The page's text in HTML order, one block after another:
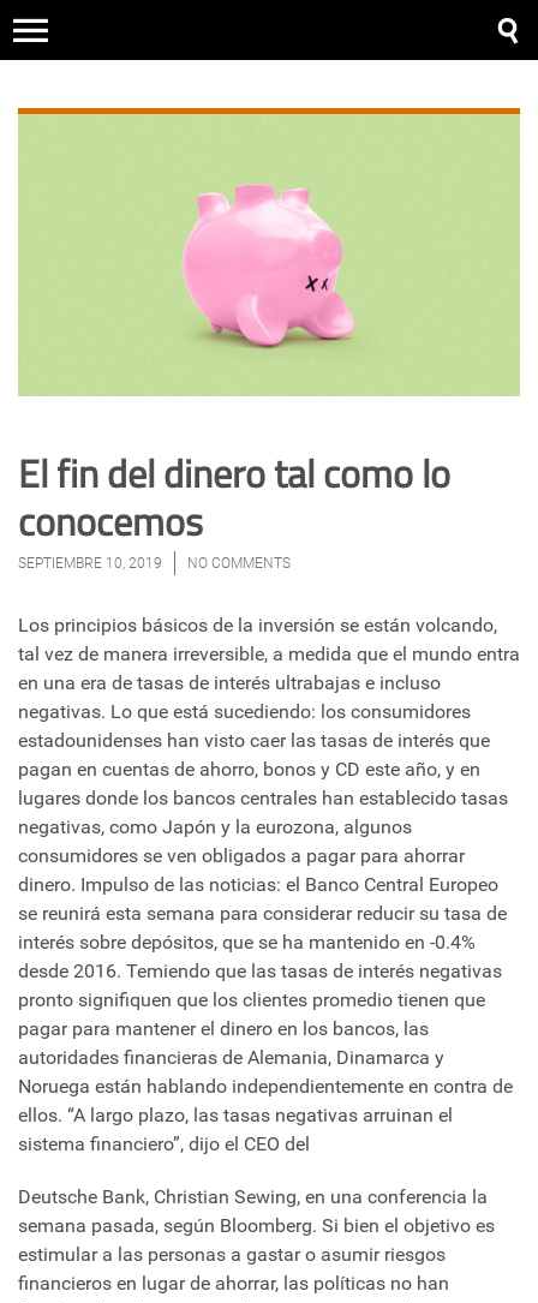
El fin del dinero tal como lo
conocemos
SEPTIEMBRE 10, 2019 NO COMMENTS
Los principios básicos de la inversión se están volcando,
tal vez de manera irreversible, a medida que el mundo entra
en una era de tasas de interés ultrabajas e incluso
negativas. Lo que está sucediendo: los consumidores
estadounidenses han visto caer las tasas de interés que
pagan en cuentas de ahorro, bonos y CD este año, y en
lugares donde los bancos centrales han establecido tasas
negativas, como Japón y la eurozona, algunos
consumidores se ven obligados a pagar para ahorrar
dinero. Impulso de las noticias: el Banco Central Europeo
se reunirá esta semana para considerar reducir su tasa de
interés sobre depósitos, que se ha mantenido en -0.4%
desde 2016. Temiendo que las tasas de interés negativas
pronto signifiquen que los clientes promedio tienen que
pagar para mantener el dinero en los bancos, las
autoridades financieras de Alemania, Dinamarca y
Noruega están hablando independientemente en contra de
ellos. “A largo plazo, las tasas negativas arruinan el
sistema financiero”, dijo el CEO del
Deutsche Bank, Christian Sewing, en una conferencia la
semana pasada, según Bloomberg. Si bien el objetivo es
estimular a las personas a gastar o asumir riesgos
financieros en lugar de ahorrar, las políticas no han